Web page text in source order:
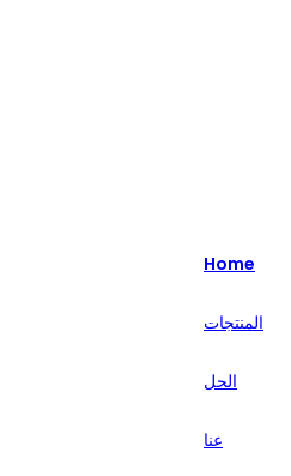
Home
المنتجات
الحل
عنا